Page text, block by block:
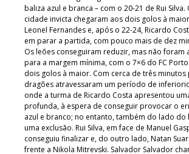
baliza azul e branca – com o 20-21 de Rui Silva.
cidade invicta chegaram aos dois golos à
Leonel Fernandes e, após o 22-24, Ricardo
em parar a partida, com pouco mais de dez
Os leões conseguiram reduzir, mas não foram
para a margem mínima, com o 7×6 do FC
dois golos à maior. Com cerca de três
dragões atravessaram um período de
onde a turma de Ricardo Costa apresentou
profunda, à espera de conseguir provocar o
azul e branco; no entanto, também do lado do
uma exclusão. Rui Silva, em face de Manuel
conseguiu finalizar e, do outro lado, Natan
frente a Nikola Mitrevski. Salvador Salvador